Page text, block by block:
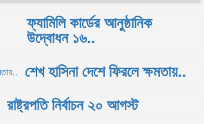
ফ্যামিলি কার্ডের আনুষ্ঠানিক
উদ্বোধন ১৬..
শেখ হাসিনা দেশে ফিরলে ক্ষমতায়..
রাষ্ট্রপতি নির্বাচন ২০ আগস্ট